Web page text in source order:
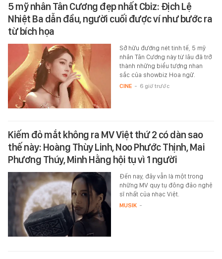
5 mỹ nhân Tân Cương đẹp nhất Cbiz: Địch Lệ
Nhiệt Ba dẫn đầu, người cuối được ví như bước ra
từ bích họa
Sở hữu đường nét tinh tế, 5 mỹ
nhân Tân Cương này từ lâu đã trở
thành những biểu tượng nhan
sắc của showbiz Hoa ngữ.
CINE - 6 giờ trước
Kiếm đỏ mắt không ra MV Việt thứ 2 có dàn sao
thế này: Hoàng Thùy Linh, Noo Phước Thịnh, Mai
Phương Thúy, Minh Hằng hội tụ vì 1 người
Đến nay, đây vẫn là một trong
những MV quy tụ đông đảo nghệ
sĩ nhất của nhạc Việt.
MUSIK -